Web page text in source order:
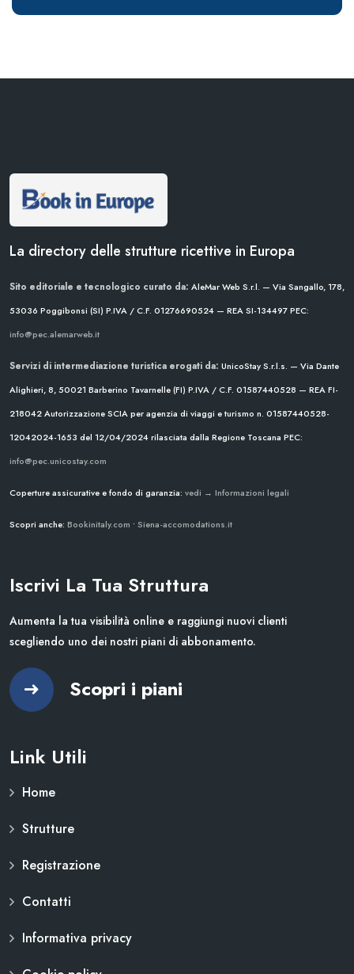
La directory delle strutture ricettive in Europa
Sito editoriale e tecnologico curato da: AleMar Web S.r.l. — Via Sangallo, 178,
53036 Poggibonsi (SI) P.IVA / C.F. 01276690524 — REA SI-134497PEC:
info@pec.alemarweb.it
Servizi di intermediazione turistica erogati da: UnicoStay S.r.l.s. — Via Dante
Alighieri, 8, 50021 Barberino Tavarnelle (FI) P.IVA / C.F. 01587440528 — REA FI-
218042Autorizzazione SCIA per agenzia di viaggi e turismo n. 01587440528-
12042024-1653 del 12/04/2024rilasciata dalla Regione Toscana PEC:
info@pec.unicostay.com
Coperture assicurative e fondo di garanzia: vedi → Informazioni legali
Scopri anche: Bookinitaly.com • Siena-accomodations.it
Iscrivi La Tua Struttura
Aumenta la tua visibilità online e raggiungi nuovi clienti
scegliendo uno dei nostri piani di abbonamento.
Scopri i piani
Link Utili
Home
Strutture
Registrazione
Contatti
Informativa privacy